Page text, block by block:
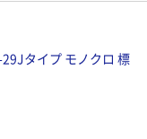
29Jタイプ モノクロ 標